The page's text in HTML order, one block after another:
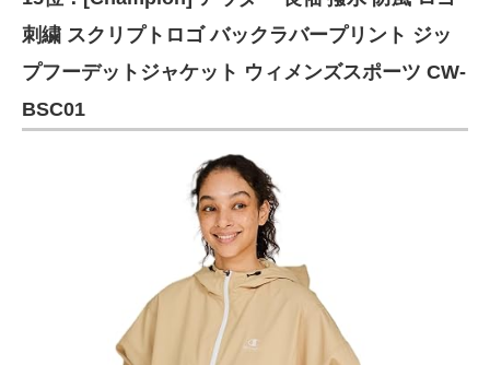
スマホと通信の最新トレンド
進化するPCとデバイスの未来
好きが集まる 比べて選べる
ビジネスと働き方のヒント
企業ITのトレンドを詳説
経営リーダーのコミュニティ
刺繍 スクリプトロゴ バックラバープリント ジッ
プフーデットジャケット ウィメンズスポーツ CW-
BSC01